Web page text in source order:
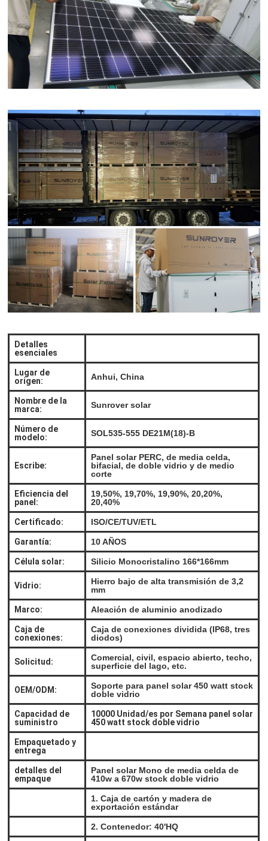
Detalles
esenciales
Lugar de
origen:
Anhui, China
Nombre de la
marca:
Sunrover solar
Número de
modelo:
SOL535-555 DE21M(18)-B
Escribe:
Panel solar PERC, de media celda,
bifacial, de doble vidrio y de medio
corte
Eficiencia del
panel:
19,50%, 19,70%, 19,90%, 20,20%,
20,40%
Certificado: ISO/CE/TUV/ETL
Garantía: 10 AÑOS
Célula solar: Silicio Monocristalino 166*166mm
Vidrio:
Hierro bajo de alta transmisión de 3,2
mm
Marco: Aleación de aluminio anodizado
Caja de
conexiones:
Caja de conexiones dividida (IP68, tres
diodos)
Solicitud:
Comercial, civil, espacio abierto, techo,
superficie del lago, etc.
OEM/ODM:
Soporte para panel solar 450 watt stock
doble vidrio
Capacidad de
suministro
10000 Unidad/es por Semana panel solar
450 watt stock doble vidrio
Empaquetado y
entrega
detalles del
empaque
Panel solar Mono de media celda de
410w a 670w stock doble vidrio
1. Caja de cartón y madera de
exportación estándar
2. Contenedor: 40'HQ